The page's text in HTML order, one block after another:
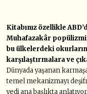
Kitabınız özellikle
Muhafazakâr
bu ülkelerdeki
karşılaştırmalara ve
Dünyada yaşanan
temel mekanizmayı
yedi ana başlıkta